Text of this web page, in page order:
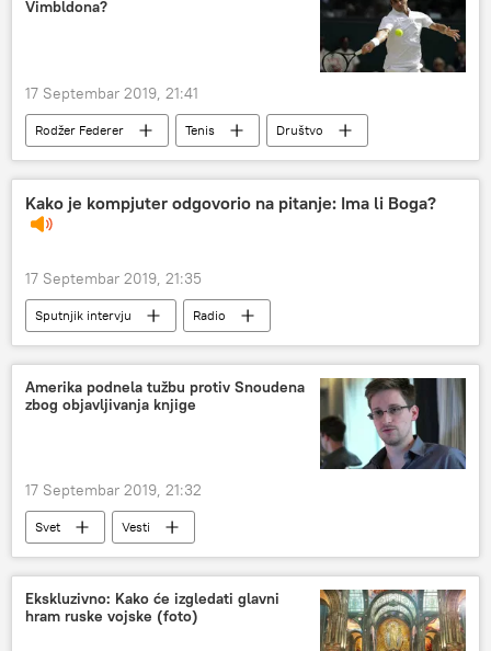
Vimbldona?
17 Septembar 2019, 21:41
Rodžer Federer Tenis Društvo
Kako je kompjuter odgovorio na pitanje: Ima li Boga?
17 Septembar 2019, 21:35
Sputnjik intervju Radio
Amerika podnela tužbu protiv Snoudena
zbog objavljivanja knjige
17 Septembar 2019, 21:32
Svet Vesti
Ekskluzivno: Kako će izgledati glavni
hram ruske vojske (foto)